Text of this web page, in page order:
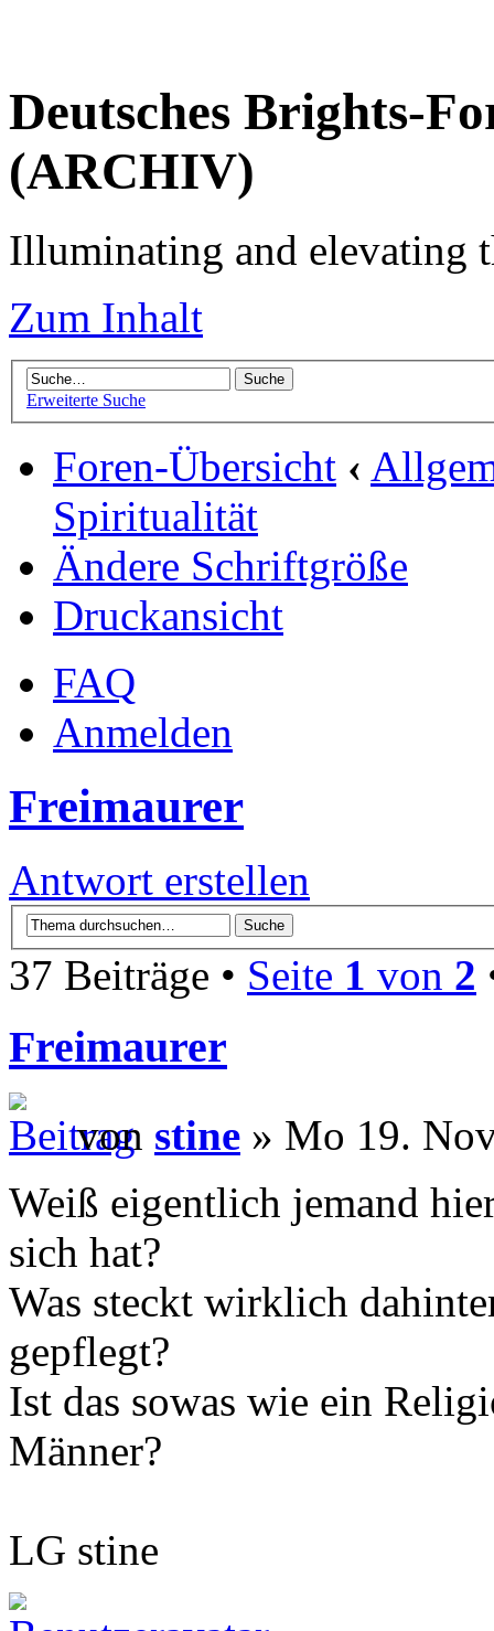
Deutsches Brights-
(ARCHIV)
Illuminating and elevating
Zum Inhalt
Erweiterte Suche
Foren-Übersicht ‹
Spiritualität
Ändere Schriftgröße
Druckansicht
FAQ
Anmelden
Freimaurer
Antwort erstellen
37 Beiträge • Seite 1 von 2
Freimaurer
von stine » Mo 19.
Weiß eigentlich jemand
sich hat?
Was steckt wirklich
gepflegt?
Ist das sowas wie ein
Männer?
LG stine